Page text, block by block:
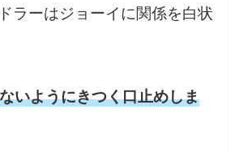
ラーはジョーイに関係を白状
いようにきつく口止めしま